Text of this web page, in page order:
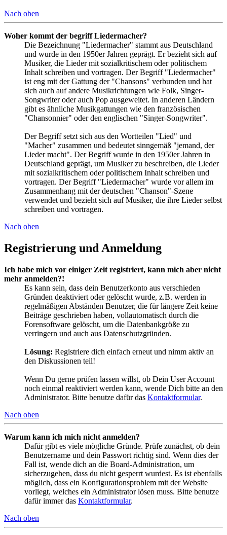
Nach oben
Woher kommt der begriff Liedermacher?
Die Bezeichnung "Liedermacher" stammt aus Deutschland
und wurde in den 1950er Jahren geprägt. Er bezieht sich auf
Musiker, die Lieder mit sozialkritischem oder politischem
Inhalt schreiben und vortragen. Der Begriff "Liedermacher"
ist eng mit der Gattung der "Chansons" verbunden und hat
sich auch auf andere Musikrichtungen wie Folk, Singer-
Songwriter oder auch Pop ausgeweitet. In anderen Ländern
gibt es ähnliche Musikgattungen wie den französischen
"Chansonnier" oder den englischen "Singer-Songwriter".
Der Begriff setzt sich aus den Wortteilen "Lied" und
"Macher" zusammen und bedeutet sinngemäß "jemand, der
Lieder macht". Der Begriff wurde in den 1950er Jahren in
Deutschland geprägt, um Musiker zu beschreiben, die Lieder
mit sozialkritischem oder politischem Inhalt schreiben und
vortragen. Der Begriff "Liedermacher" wurde vor allem im
Zusammenhang mit der deutschen "Chanson"-Szene
verwendet und bezieht sich auf Musiker, die ihre Lieder selbst
schreiben und vortragen.
Nach oben
Registrierung und Anmeldung
Ich habe mich vor einiger Zeit registriert, kann mich aber nicht
mehr anmelden?!
Es kann sein, dass dein Benutzerkonto aus verschieden
Gründen deaktiviert oder gelöscht wurde, z.B. werden in
regelmäßigen Abständen Benutzer, die für längere Zeit keine
Beiträge geschrieben haben, vollautomatisch durch die
Forensoftware gelöscht, um die Datenbankgröße zu
verringern und auch aus Datenschutzgründen.
Lösung: Registriere dich einfach erneut und nimm aktiv an
den Diskussionen teil!
Wenn Du gerne prüfen lassen willst, ob Dein User Account
noch einmal reaktiviert werden kann, wende Dich bitte an den
Administrator. Bitte benutze dafür das Kontaktformular.
Nach oben
Warum kann ich mich nicht anmelden?
Dafür gibt es viele mögliche Gründe. Prüfe zunächst, ob dein
Benutzername und dein Passwort richtig sind. Wenn dies der
Fall ist, wende dich an die Board-Administration, um
sicherzugehen, dass du nicht gesperrt wurdest. Es ist ebenfalls
möglich, dass ein Konfigurationsproblem mit der Website
vorliegt, welches ein Administrator lösen muss. Bitte benutze
dafür immer das Kontaktformular.
Nach oben